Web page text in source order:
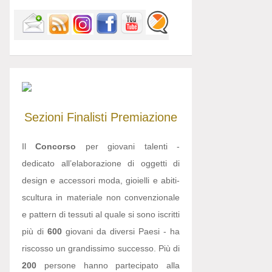
Sezioni Finalisti Premiazione
IlConcorso per giovani talenti -
dedicato all’elaborazione di oggetti di
design e accessori moda, gioielli e abiti-
scultura in materiale non convenzionale
e pattern di tessuti al quale si sono iscritti
più di 600 giovani da diversi Paesi - ha
riscosso un grandissimo successo. Più di
200 persone hanno partecipato alla